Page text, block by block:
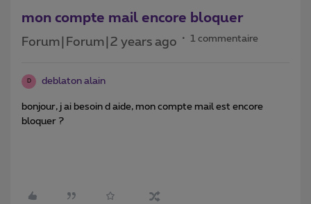
mon compte mail encore bloquer
Forum|Forum|2 years ago 1 commentaire
D deblaton alain
bonjour, j ai besoin d aide, mon compte mail est encore
bloquer ?